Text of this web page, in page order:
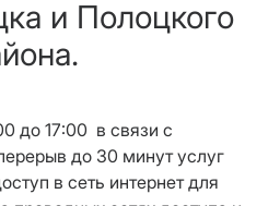
и Полоцкого
до 17:00 в связи с
до 30 минут услуг
в сеть интернет для